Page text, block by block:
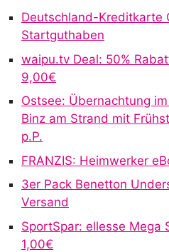
Deutschland-Kreditkarte
Startguthaben
waipu.tv Deal: 50%
9,00€
Ostsee: Übernachtung
Binz am Strand mit
p.P.
FRANZIS: Heimwerker
3er Pack Benetton
Versand
SportSpar: ellesse Mega
1,00€